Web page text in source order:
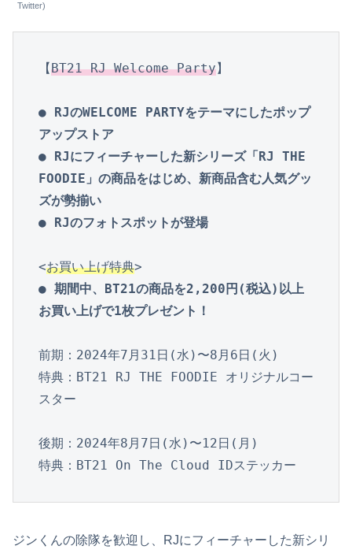
Twitter)
【BT21 RJ Welcome Party】
● RJのWELCOME PARTYをテーマにしたポップ
アップストア
● RJにフィーチャーした新シリーズ「RJ THE
FOODIE」の商品をはじめ、新商品含む人気グッ
ズが勢揃い
● RJのフォトスポットが登場
<お買い上げ特典
● 期間中、BT21の商品を2,200円(税込)以上
お買い上げで1枚プレゼント！
前期：2024年7月31日(水)〜8月6日(火)
特典：BT21 RJ THE FOODIE オリジナルコー
スター
後期：2024年8月7日(水)〜12日(月)
特典：BT21 On The Cloud IDステッカー
ジンくんの除隊を歓迎し、RJにフィーチャーした新シリ